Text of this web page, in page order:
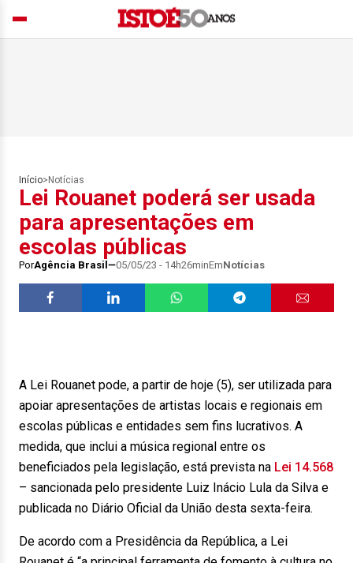
Início> Notícias
Lei Rouanet poderá ser usada
para apresentações em
escolas públicas
PorAgência Brasil 05/05/23 - 14h26minEmNotícias
A Lei Rouanet pode, a partir de hoje (5), ser utilizada para
apoiar apresentações de artistas locais e regionais em
escolas públicas e entidades sem fins lucrativos. A
medida, que inclui a música regional entre os
beneficiados pela legislação, está prevista na Lei 14.568
– sancionada pelo presidente Luiz Inácio Lula da Silva e
publicada no Diário Oficial da União desta sexta-feira.
De acordo com a Presidência da República, a Lei